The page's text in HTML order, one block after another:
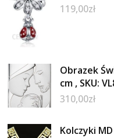
119,00zł
Obrazek
cm , SKU:
310,00zł
Kolczyki